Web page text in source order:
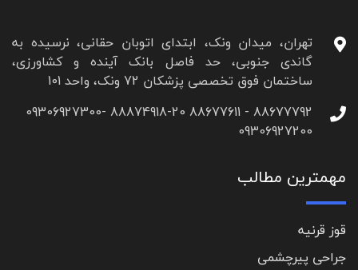
تهران، میدان ونک، ابتدای اتوبان حقانی، نرسیده به
گاندی جنوبی، حد فاصل بانک آینده و کشاورزی،
ساختمان فوق تخصصی پزشکان 72 ونک، واحد 101
88677792 - 88677611 88874918-20 09306927300-
09306927200
مهمترین مطالب
قوز قرنیه
جراحی پیرچشمی